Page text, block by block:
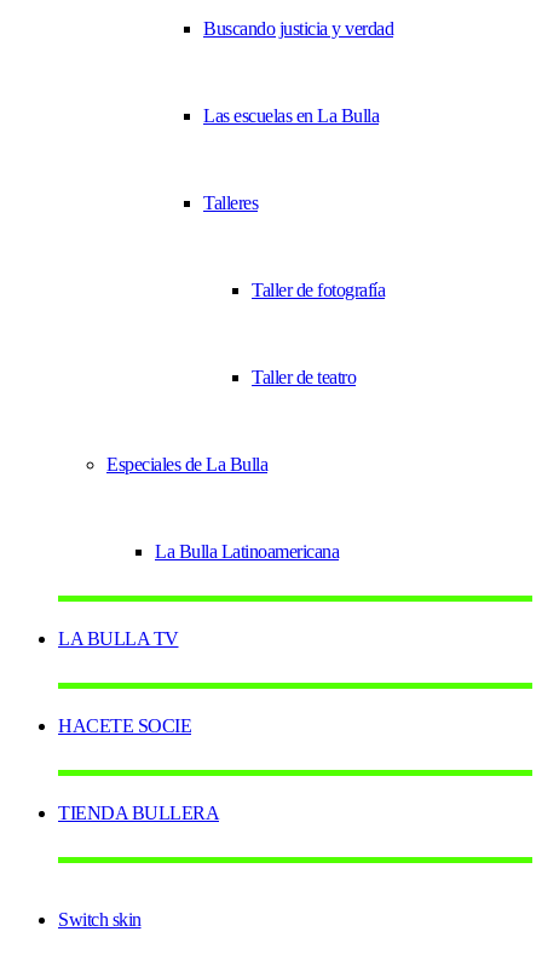
Buscando justicia y verdad
Las escuelas en La Bulla
Talleres
Taller de fotografía
Taller de teatro
Especiales de La Bulla
La Bulla Latinoamericana
LA BULLA TV
HACETE SOCIE
TIENDA BULLERA
Switch skin